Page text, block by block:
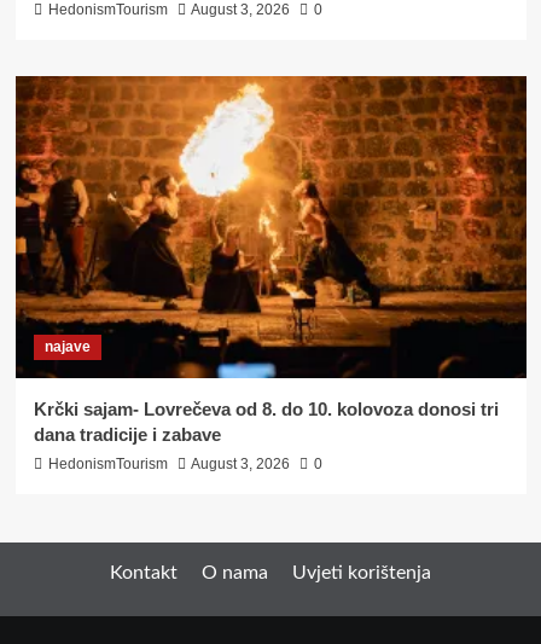
HedonismTourism August 3, 2026 0
najave
Krčki sajam- Lovrečeva od 8. do 10. kolovoza donosi tri
dana tradicije i zabave
HedonismTourism August 3, 2026 0
Kontakt O nama Uvjeti korištenja